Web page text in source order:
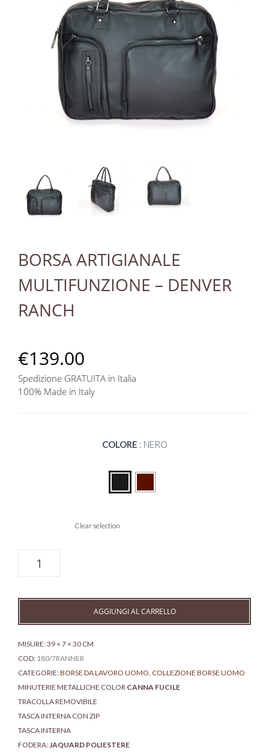
BORSA ARTIGIANALE
MULTIFUNZIONE – DENVER
RANCH
€139.00
Spedizione GRATUITA in Italia
100% Made in Italy
COLORE : NERO
Clear selection
artigianale
multifunzione
AGGIUNGI AL CARRELLO
MISURE: 39 × 7 × 30 CM
COD: 180/7RANNER
CATEGORIE:BORSE DA LAVORO UOMO, COLLEZIONE BORSE UOMO
MINUTERIE METALLICHE COLOR CANNA FUCILE
TRACOLLA REMOVIBILE
TASCA INTERNA CON ZIP
TASCA INTERNA
FODERA:JAQUARD POLIESTERE